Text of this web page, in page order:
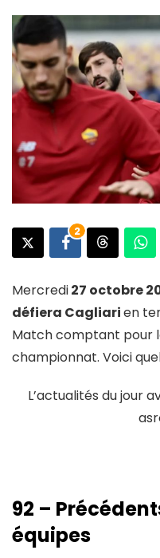
2
Mercredi27 octobre
défiera Cagliarien
Match comptant pour
championnat. Voici
L’actualités du jour
92 –
équipes